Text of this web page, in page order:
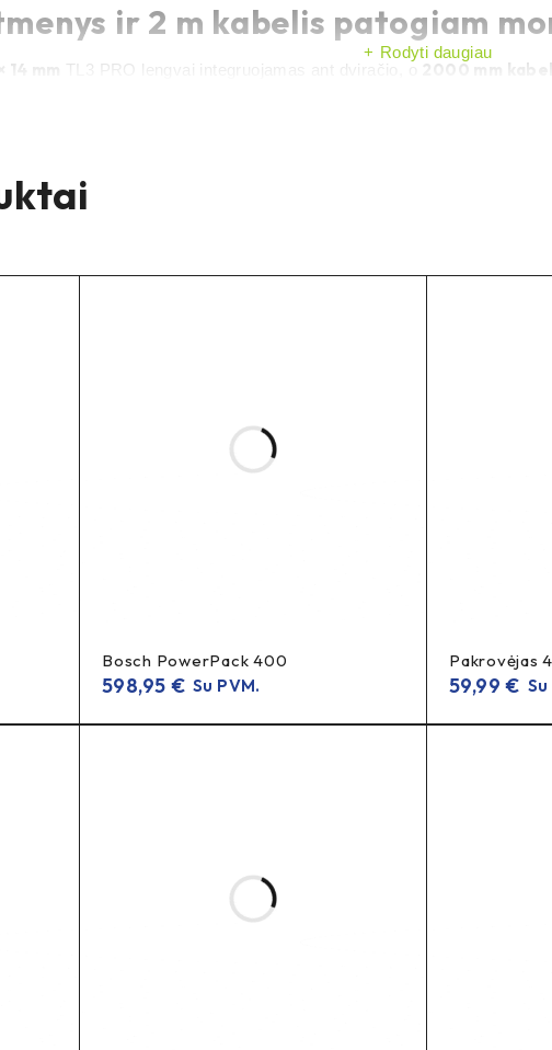
ir 2 m kabelis patogiam
mm TL3 PRO lengvai integruojamas ant dviračio, o 2000 mm
perkamas atskirai
ir integruotoms sistemoms
Rodyti daugiau
Bosch PowerPack 400
598,95 € Su PVM.
Pakrovėjas
59,99€ Su